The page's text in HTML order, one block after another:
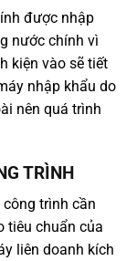
được nhập
nước chính vì
kiện vào sẽ tiết
nhập khẩu do
nên quá trình
TRÌNH
trình cần
tiêu chuẩn của
liên doanh kích